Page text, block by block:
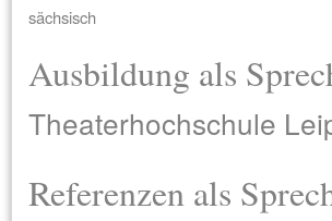
sächsisch
Ausbildung als
Theaterhochschule
Referenzen als